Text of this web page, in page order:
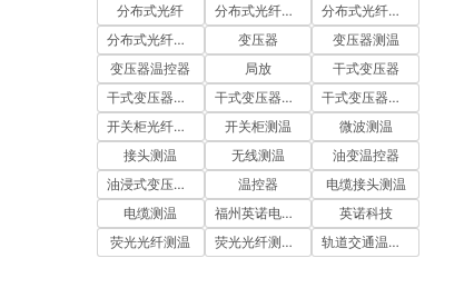
分布式光纤
分布式光纤周界
分布式光纤测温
分布式光纤测温系统
变压器
变压器测温
变压器温控器
局放
干式变压器
干式变压器温度控制器
干式变压器温控仪
干式变压器温控器
开关柜光纤测温
开关柜测温
微波测温
接头测温
无线测温
油变温控器
油浸式变压器测温
温控器
电缆接头测温
电缆测温
福州英诺电子科技有限公司
英诺科技
荧光光纤测温
荧光光纤测温系统 轨道交通温控器